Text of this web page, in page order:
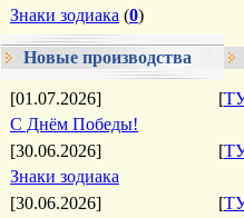
Знаки зодиака (0)
Новые производства
[01.07.2026] [
С Днём Победы!
[30.06.2026]
[
Знаки зодиака
[30.06.2026]
[